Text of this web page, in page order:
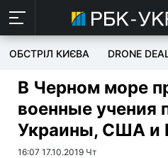
ОБСТРІЛ КИЄВА DRONE
В Черном море
военные учения
Украины, США и
16:07 17.10.2019 Чт